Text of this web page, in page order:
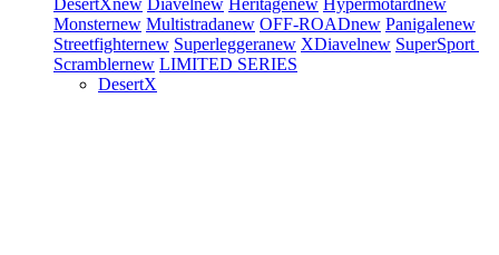
DesertXnew Diavelnew Heritagenew Hypermotardnew
Monsternew Multistradanew OFF-ROADnew Panigalenew
Streetfighternew Superleggeranew XDiavelnew SuperSport
Scramblernew LIMITED SERIES
DesertX